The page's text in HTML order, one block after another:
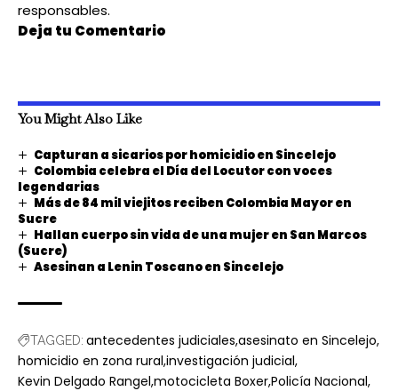
responsables.
Deja tu Comentario
You Might Also Like
Capturan a sicarios por homicidio en Sincelejo
Colombia celebra el Día del Locutor con voces
legendarias
Más de 84 mil viejitos reciben Colombia Mayor en
Sucre
Hallan cuerpo sin vida de una mujer en San Marcos
(Sucre)
Asesinan a Lenin Toscano en Sincelejo
TAGGED: antecedentes judiciales asesinato en Sincelejo
homicidio en zona rural investigación judicial
Kevin Delgado Rangel motocicleta BoxerPolicía Nacional